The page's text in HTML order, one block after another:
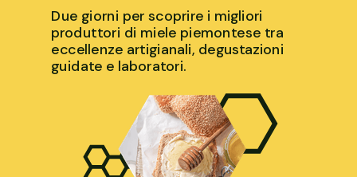
Due giorni per scoprire i migliori
produttori di miele piemontese tra
eccellenze artigianali, degustazioni
guidate e laboratori.